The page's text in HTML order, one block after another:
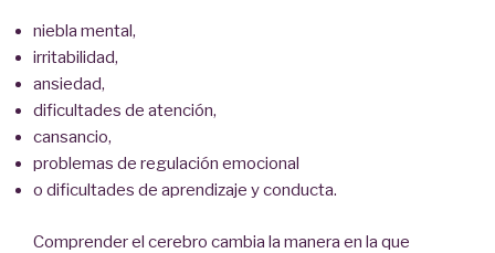
niebla mental,
irritabilidad,
ansiedad,
dificultades de atención,
cansancio,
problemas de regulación emocional
o dificultades de aprendizaje y conducta.
Comprender el cerebro cambia la manera en la que